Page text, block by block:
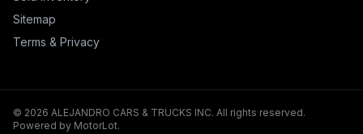
Sitemap
Terms & Privacy
© 2026 ALEJANDRO CARS & TRUCKS INC. All rights reserved.
Powered by MotorLot.